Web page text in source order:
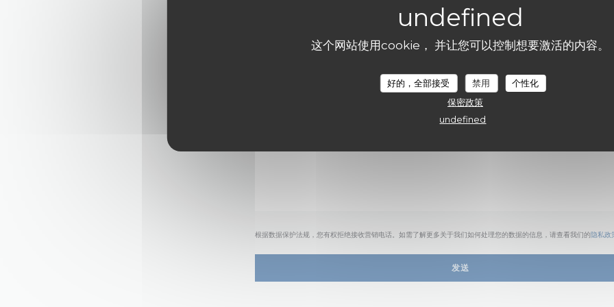
这个网站使用cookie， 并让您可以控制想要激活的内容。
好的，全部接受 禁用
个性化
保密政策
undefined
您想联系我们？
请填写下面的表格!
根据数据保护法规，您有权拒绝接收营销电话。如需了解更多关于我们如何处理您的数据的信息，请查看我们的隐私政